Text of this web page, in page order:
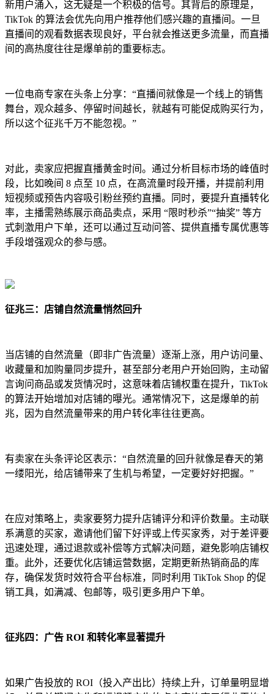
新用户涌入，这无疑是一个积极的信号。其背后的原理是，
TikTok 的算法会优先向用户推荐他们感兴趣的直播间。一旦
直播间的观看数据表现良好，平台就会推送更多流量，而直播
间的高热度往往是爆单前的重要标志。
一位电商专家在头条上分享：“直播间就像是一个线上的销售
舞台，观众越多、停留时间越长，就越有可能促成购买行为，
所以这个征兆千万不能忽视。”
对此，卖家应把握直播黄金时间。通过分析目标市场的峰值时
段，比如晚间 8 点至 10 点，在高流量时段开播，并提前利用
短视频或预告内容吸引粉丝预约直播。同时，要提升直播转化
率，主播需熟练展示商品卖点，采用 “限时秒杀”“抽奖” 等方
式刺激用户下单，还可以通过互动问答、提供直播专属优惠等
手段增强观众的参与感。
征兆三：店铺自然流量悄然回升
当店铺的自然流量（即非广告流量）逐渐上涨，用户访问量、
收藏量和加购量同步提升，甚至部分老用户开始回购，主动留
言询问商品或发货情况时，这意味着店铺权重在提升，TikTok
的算法开始增加对店铺的曝光。通常情况下，这是爆单的前
兆，因为自然流量带来的用户转化率往往更高。
有卖家在头条评论区表示：“自然流量的回升就像是春天的第
一缕阳光，给店铺带来了生机与希望，一定要好好把握。”
在应对策略上，卖家要努力提升店铺评分和评价数量。主动联
系满意的买家，邀请他们留下好评或上传买家秀，对于差评要
迅速处理，通过退款或补偿等方式解决问题，避免影响店铺权
重。此外，还要优化店铺运营数据，定期更新热销商品的库
存，确保发货时效符合平台标准，同时利用 TikTok Shop 的促
销工具，如满减、包邮等，吸引更多用户下单。
征兆四：广告 ROI 和转化率显著提升
如果广告投放的 ROI（投入产出比）持续上升，订单量明显增